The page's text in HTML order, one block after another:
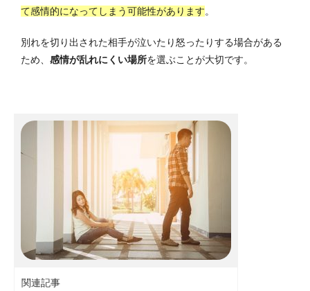
て感情的になってしまう可能性があります。
別れを切り出された相手が泣いたり怒ったりする場合がある
ため、 感情が乱れにくい場所を選ぶことが大切です。
関連記事